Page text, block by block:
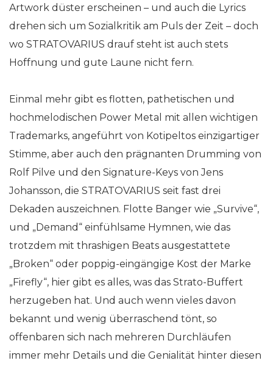
Artwork düster erscheinen – und auch die Lyrics
drehen sich um Sozialkritik am Puls der Zeit – doch
wo STRATOVARIUS drauf steht ist auch stets
Hoffnung und gute Laune nicht fern.
Einmal mehr gibt es flotten, pathetischen und
hochmelodischen Power Metal mit allen wichtigen
Trademarks, angeführt von Kotipeltos einzigartiger
Stimme, aber auch den prägnanten Drumming von
Rolf Pilve und den Signature-Keys von Jens
Johansson, die STRATOVARIUS seit fast drei
Dekaden auszeichnen. Flotte Banger wie „Survive“,
und „Demand“ einfühlsame Hymnen, wie das
trotzdem mit thrashigen Beats ausgestattete
„Broken“ oder poppig-eingängige Kost der Marke
„Firefly“, hier gibt es alles, was das Strato-Buffert
herzugeben hat. Und auch wenn vieles davon
bekannt und wenig überraschend tönt, so
offenbaren sich nach mehreren Durchläufen
immer mehr Details und die Genialität hinter diesen